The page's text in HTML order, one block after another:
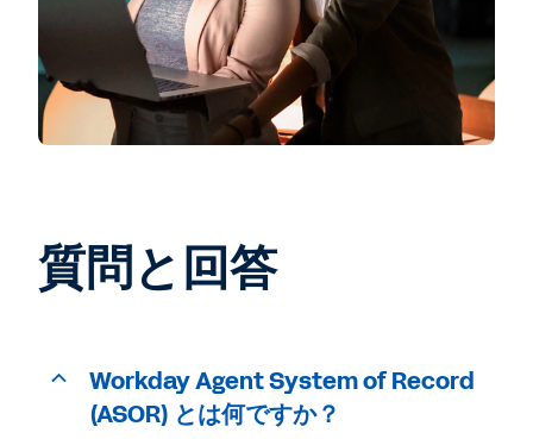
質問と回答
Workday Agent System of Record
(ASOR) とは何ですか？